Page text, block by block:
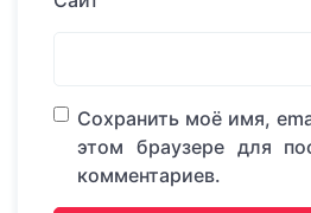
Сохранить моё имя,
этом браузере для
комментариев.